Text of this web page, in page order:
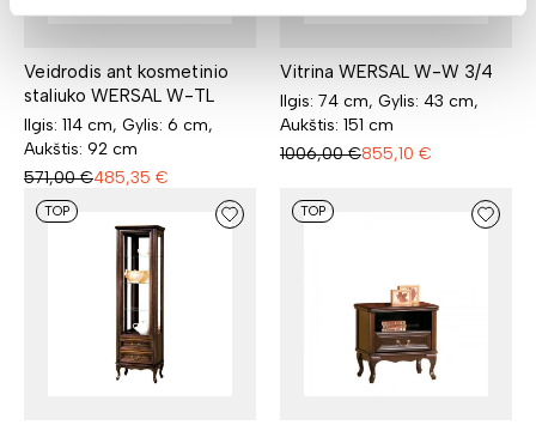
Veidrodis ant kosmetinio
staliuko WERSAL W-TL
Ilgis: 114 cm, Gylis: 6 cm,
Aukštis: 92 cm
571,00 €485,35 €
Vitrina WERSAL W-W 3/4
Ilgis: 74 cm, Gylis: 43 cm,
Aukštis: 151 cm
1006,00 €855,10 €
TOP TOP